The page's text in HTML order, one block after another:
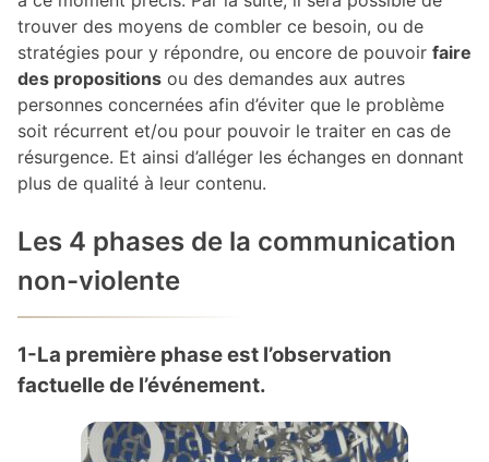
trouver des moyens de combler ce besoin, ou de
stratégies pour y répondre, ou encore de pouvoir faire
des propositions ou des demandes aux autres
personnes concernées afin d’éviter que le problème
soit récurrent et/ou pour pouvoir le traiter en cas de
résurgence. Et ainsi d’alléger les échanges en donnant
plus de qualité à leur contenu.
Les 4 phases de la communication
non-violente
1-La première phase est l’observation
factuelle de l’événement.